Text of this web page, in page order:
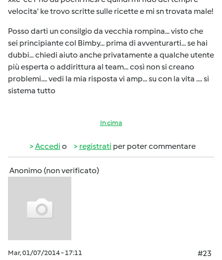
velocita' ke trovo scritte sulle ricette e mi sn trovata male!
Posso darti un consilgio da vecchia rompina... visto che
sei principiante col Bimby... prima di avventurarti... se hai
dubbi... chiedi aiuto anche privatamente a qualche utente
più esperta o addirittura al team... così non si creano
problemi.... vedi la mia risposta vi amp... su con la vita .... si
sistema tutto
In cima
Accedi o registrati per poter commentare
Anonimo (non verificato)
Mar, 01/07/2014 - 17:11
#23